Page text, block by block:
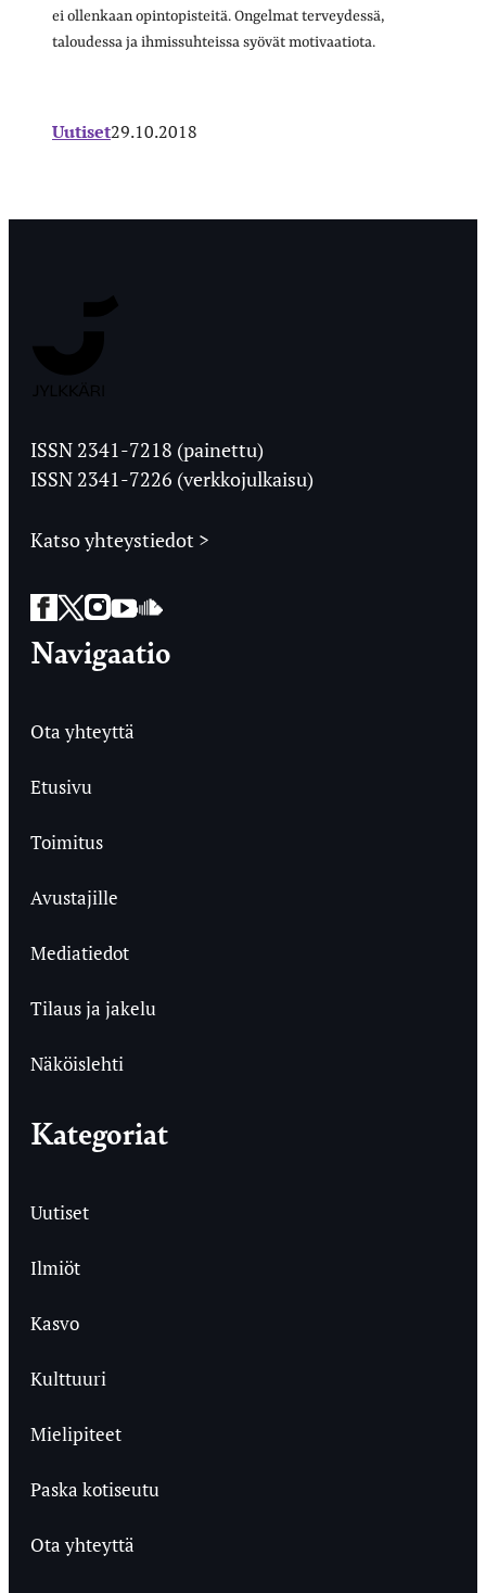
ei ollenkaan opintopisteitä. Ongelmat terveydessä,
taloudessa ja ihmissuhteissa syövät motivaatiota.
Uutiset29.10.2018
Ylioppilaslehti
ISSN 2341-7218 (painettu)
ISSN 2341-7226 (verkkojulkaisu)
Katso yhteystiedot >
Facebook
Twitter
Instagram
YouTube
SoundCloud
Navigaatio
Ota yhteyttä
Etusivu
Toimitus
Avustajille
Mediatiedot
Tilaus ja jakelu
Näköislehti
Kategoriat
Uutiset
Ilmiöt
Kasvo
Kulttuuri
Mielipiteet
Paska kotiseutu
Ota yhteyttä